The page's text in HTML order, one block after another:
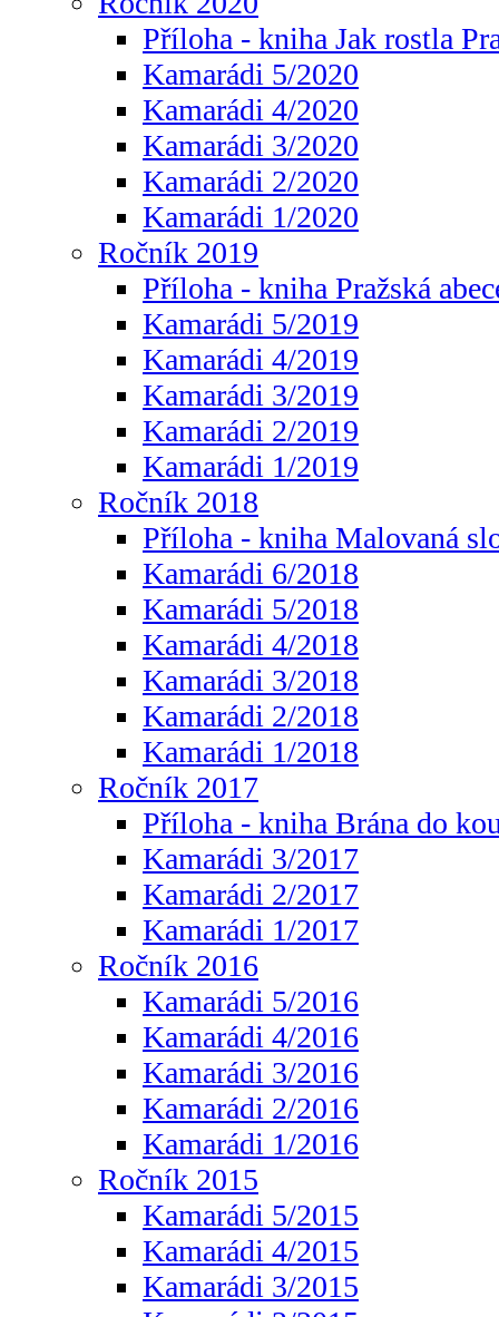
Příloha - kniha Jak rostla
Kamarádi 5/2020
Kamarádi 4/2020
Kamarádi 3/2020
Kamarádi 2/2020
Kamarádi 1/2020
Ročník 2019
Příloha - kniha Pražská
Kamarádi 5/2019
Kamarádi 4/2019
Kamarádi 3/2019
Kamarádi 2/2019
Kamarádi 1/2019
Ročník 2018
Příloha - kniha Malovaná
Kamarádi 6/2018
Kamarádi 5/2018
Kamarádi 4/2018
Kamarádi 3/2018
Kamarádi 2/2018
Kamarádi 1/2018
Ročník 2017
Příloha - kniha Brána do
Kamarádi 3/2017
Kamarádi 2/2017
Kamarádi 1/2017
Ročník 2016
Kamarádi 5/2016
Kamarádi 4/2016
Kamarádi 3/2016
Kamarádi 2/2016
Kamarádi 1/2016
Ročník 2015
Kamarádi 5/2015
Kamarádi 4/2015
Kamarádi 3/2015